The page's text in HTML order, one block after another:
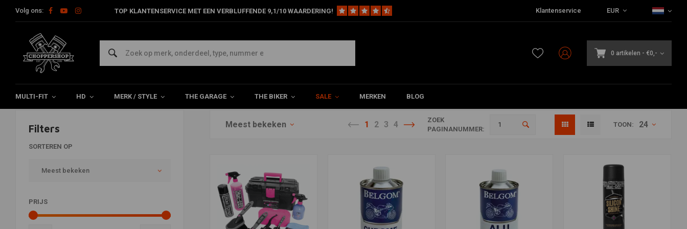
Volg ons: TOP KLANTENSERVICE MET EEN VERBLUFFENDE 9,1/10 WAARDERING! Klantenservice EUR
0 artikelen - €0,-
MULTI-FIT HD MERK / STYLE THE GARAGE THE BIKER SALE MERKEN BLOG
Reiniging en conditionering
Home The Garage Service producten & Vloeistoffen Reiniging en conditionering
Filters
SORTEREN OP
Meest bekeken
PRIJS
Meest bekeken 1 2 3 4
ZOEK
PAGINANUMMER:
TOON: 24